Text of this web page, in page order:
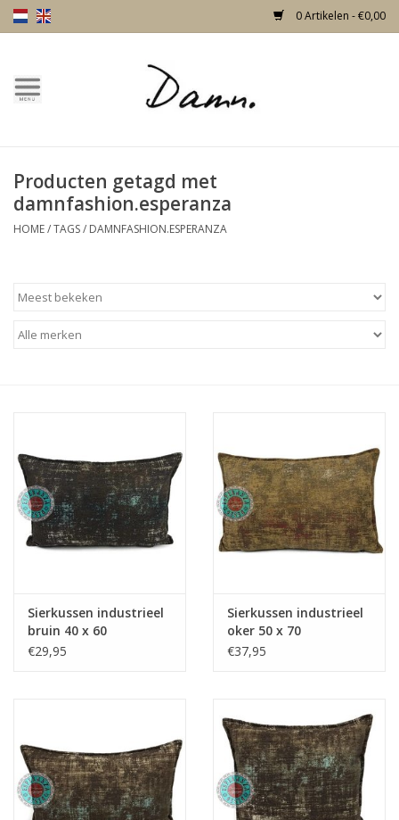
0 Artikelen - €0,00
Home
Nieuw!
Skulls
Meubels
Kleden
Vachten
Badkamer
Beelden
Producten getagd met
damnfashion.esperanza
HOME/TAGS/ DAMNFASHION.ESPERANZA
Sierkussen industrieel
bruin 40 x 60
€29,95
Sierkussen industrieel
oker 50 x 70
€37,95